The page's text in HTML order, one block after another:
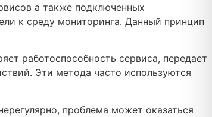
а также подключенных
к среду мониторинга. Данный принцип
работоспособность сервиса, передает
Эти метода часто используются
проблема может оказаться